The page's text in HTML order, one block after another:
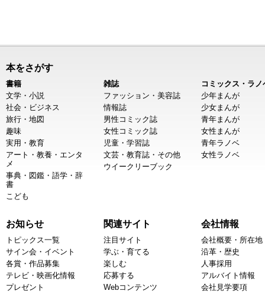
本をさがす
書籍
文学・小説
社会・ビジネス
旅行・地図
趣味
実用・教育
アート・教養・エンタ
メ
事典・図鑑・語学・辞
書
こども
雑誌
ファッション・美容誌
情報誌
男性コミック誌
女性コミック誌
児童・学習誌
文芸・教育誌・その他
ウイークリーブック
コミックス・ラノ
少年まんが
少女まんが
青年まんが
女性まんが
青年ラノベ
女性ラノベ
お知らせ
トピックス一覧
サイン会・イベント
各賞・作品募集
テレビ・映画化情報
プレゼント
関連サイト
注目サイト
学ぶ・育てる
楽しむ
応募する
Webコンテンツ
会社情報
会社概要・所在地
沿革・歴史
人事採用
アルバイト情報
会社見学要項